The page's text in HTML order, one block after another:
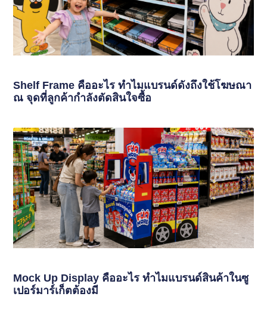
Shelf Frame คืออะไร ทำไมแบรนด์ดังถึงใช้โฆษณา
ณ จุดที่ลูกค้ากำลังตัดสินใจซื้อ
Mock Up Display คืออะไร ทำไมแบรนด์สินค้าในซู
เปอร์มาร์เก็ตต้องมี